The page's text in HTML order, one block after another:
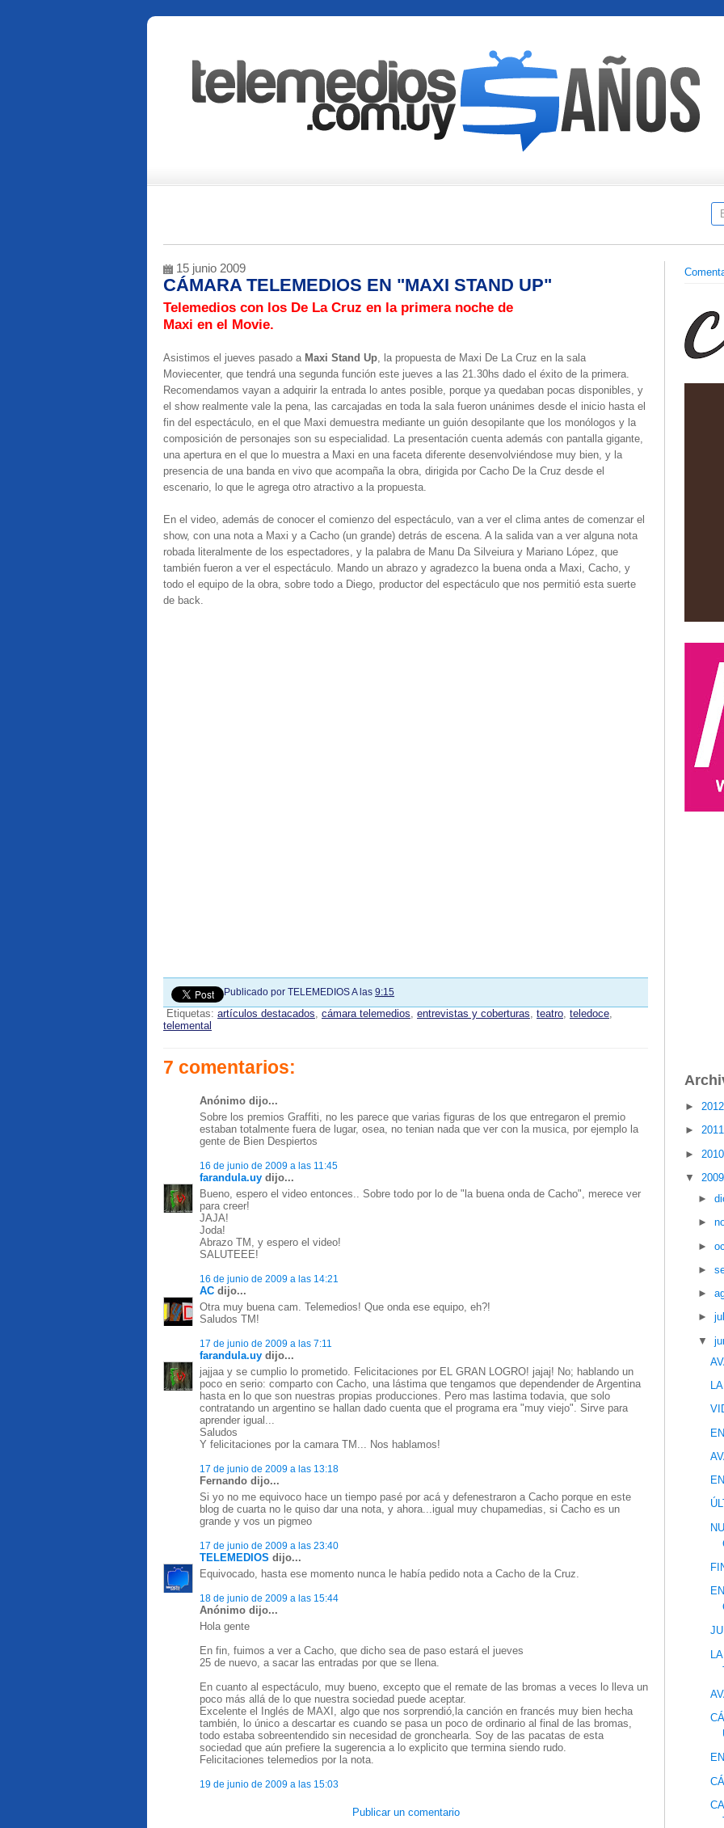
15 junio 2009
CÁMARA TELEMEDIOS EN "MAXI STAND UP"
Telemedios con los De La Cruz en la primera noche de
Maxi en el Movie.
Asistimos el jueves pasado a Maxi Stand Up, la propuesta de Maxi De La Cruz en la sala
Moviecenter, que tendrá una segunda función este jueves a las 21.30hs dado el éxito de la primera.
Recomendamos vayan a adquirir la entrada lo antes posible, porque ya quedaban pocas disponibles, y
el show realmente vale la pena, las carcajadas en toda la sala fueron unánimes desde el inicio hasta el
fin del espectáculo, en el que Maxi demuestra mediante un guión desopilante que los monólogos y la
composición de personajes son su especialidad. La presentación cuenta además con pantalla gigante,
una apertura en el que lo muestra a Maxi en una faceta diferente desenvolviéndose muy bien, y la
presencia de una banda en vivo que acompaña la obra, dirigida por Cacho De la Cruz desde el
escenario, lo que le agrega otro atractivo a la propuesta.
En el video, además de conocer el comienzo del espectáculo, van a ver el clima antes de comenzar el
show, con una nota a Maxi y a Cacho (un grande) detrás de escena. A la salida van a ver alguna nota
robada literalmente de los espectadores, y la palabra de Manu Da Silveiura y Mariano López, que
también fueron a ver el espectáculo. Mando un abrazo y agradezco la buena onda a Maxi, Cacho, y
todo el equipo de la obra, sobre todo a Diego, productor del espectáculo que nos permitió esta suerte
de back.
Publicado por TELEMEDIOSA las 9:15
Etiquetas: artículos destacados, cámara telemedios, entrevistas y coberturas, teatro, teledoce,
telemental
7 comentarios:
Anónimo dijo...
Sobre los premios Graffiti, no les parece que varias figuras de los que entregaron el premio
estaban totalmente fuera de lugar, osea, no tenian nada que ver con la musica, por ejemplo la
gente de Bien Despiertos
16 de junio de 2009 a las 11:45
farandula.uy dijo...
Bueno, espero el video entonces.. Sobre todo por lo de "la buena onda de Cacho", merece ver
para creer!
JAJA!
Joda!
Abrazo TM, y espero el video!
SALUTEEE!
16 de junio de 2009 a las 14:21
AC dijo...
Otra muy buena cam. Telemedios! Que onda ese equipo, eh?!
Saludos TM!
17 de junio de 2009 a las 7:11
farandula.uy dijo...
jajjaa y se cumplio lo prometido. Felicitaciones por EL GRAN LOGRO! jajaj! No; hablando un
poco en serio: comparto con Cacho, una lástima que tengamos que dependender de Argentina
hasta en lo que son nuestras propias producciones. Pero mas lastima todavia, que solo
contratando un argentino se hallan dado cuenta que el programa era "muy viejo". Sirve para
aprender igual...
Saludos
Y felicitaciones por la camara TM... Nos hablamos!
17 de junio de 2009 a las 13:18
Fernando dijo...
Si yo no me equivoco hace un tiempo pasé por acá y defenestraron a Cacho porque en este
blog de cuarta no le quiso dar una nota, y ahora...igual muy chupamedias, si Cacho es un
grande y vos un pigmeo
17 de junio de 2009 a las 23:40
TELEMEDIOS dijo...
Equivocado, hasta ese momento nunca le había pedido nota a Cacho de la Cruz.
18 de junio de 2009 a las 15:44
Anónimo dijo...
Hola gente
En fin, fuimos a ver a Cacho, que dicho sea de paso estará el jueves
25 de nuevo, a sacar las entradas por que se llena.
En cuanto al espectáculo, muy bueno, excepto que el remate de las bromas a veces lo lleva un
poco más allá de lo que nuestra sociedad puede aceptar.
Excelente el Inglés de MAXI, algo que nos sorprendió,la canción en francés muy bien hecha
también, lo único a descartar es cuando se pasa un poco de ordinario al final de las bromas,
todo estaba sobreentendido sin necesidad de gronchearla. Soy de las pacatas de esta
sociedad que aún prefiere la sugerencia a lo explicito que termina siendo rudo.
Felicitaciones telemedios por la nota.
19 de junio de 2009 a las 15:03
Publicar un comentario
►
►
►
▼
►
►
►
►
►
►
▼